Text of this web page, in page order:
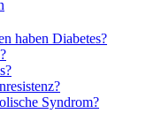
haben Diabetes?
Syndrom?